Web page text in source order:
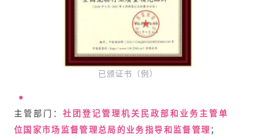
已颁证书（例）
主管部门： 社团登记管理机关民政部和业务主管单
位国家市场监督管理总局的业务指导和监督管理 ；